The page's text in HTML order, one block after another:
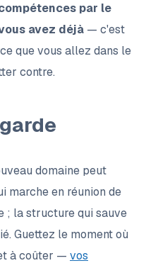
par le
avez déjà — c'est
que vous allez dans le
contre.
domaine peut
marche en réunion de
; la structure qui sauve
Guettez le moment où
à coûter — vos